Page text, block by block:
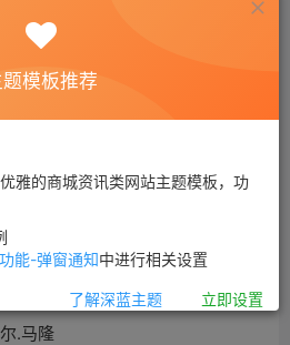
了人类的群体构成方式——《湿营
.马隆
题模板推荐
雅的商城资讯类网站主题模板，功
能-弹窗通知中进行相关设置
了解深蓝主题 立即设置